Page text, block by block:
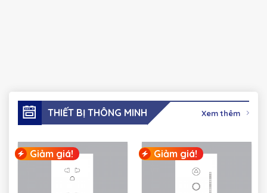
THIẾT BỊ THÔNG MINH Xem thêm
Giảm giá! Giảm giá!